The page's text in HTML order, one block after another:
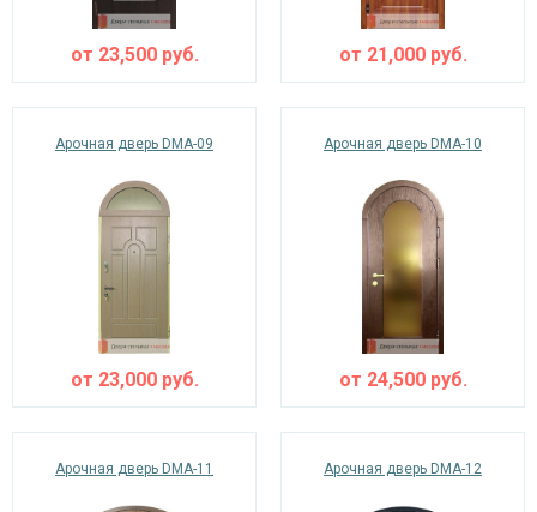
от 23,500руб. от 21,000руб.
Арочная дверь DMA-09
от 23,000руб.
Арочная дверь DMA-10
от 24,500руб.
Арочная дверь DMA-11 Арочная дверь DMA-12